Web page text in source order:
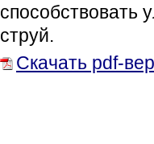
способствовать
струй.
Скачать pdf-